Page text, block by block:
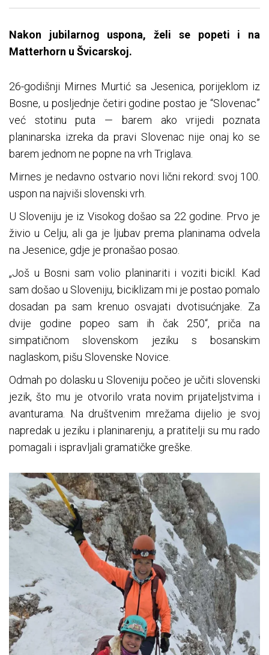
Nakon jubilarnog uspona, želi se popeti i na
Matterhorn u Švicarskoj.
26-godišnji Mirnes Murtić sa Jesenica, porijeklom iz
Bosne, u posljednje četiri godine postao je “Slovenac”
već stotinu puta — barem ako vrijedi poznata
planinarska izreka da pravi Slovenac nije onaj ko se
barem jednom ne popne na vrh Triglava.
Mirnes je nedavno ostvario novi lični rekord: svoj 100.
uspon na najviši slovenski vrh.
U Sloveniju je iz Visokog došao sa 22 godine. Prvo je
živio u Celju, ali ga je ljubav prema planinama odvela
na Jesenice, gdje je pronašao posao.
„Još u Bosni sam volio planinariti i voziti bicikl. Kad
sam došao u Sloveniju, biciklizam mi je postao pomalo
dosadan pa sam krenuo osvajati dvotisućnjake. Za
dvije godine popeo sam ih čak 250“, priča na
simpatičnom slovenskom jeziku s bosanskim
naglaskom, pišu Slovenske Novice.
Odmah po dolasku u Sloveniju počeo je učiti slovenski
jezik, što mu je otvorilo vrata novim prijateljstvima i
avanturama. Na društvenim mrežama dijelio je svoj
napredak u jeziku i planinarenju, a pratitelji su mu rado
pomagali i ispravljali gramatičke greške.